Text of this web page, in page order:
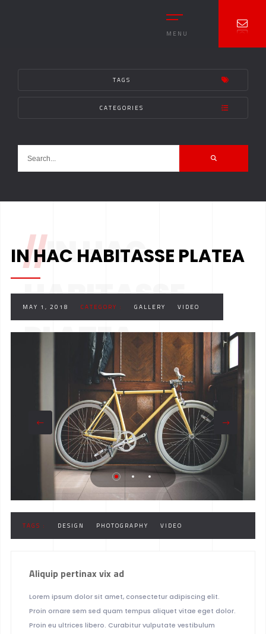
MENU
TAGS
CATEGORIES
//IN HAC
HABITASSE
PLATEA
IN HAC HABITASSE PLATEA
MAY 1, 2018 CATEGORY : GALLERY VIDEO
TAGS : DESIGN PHOTOGRAPHY VIDEO
Aliquip pertinax vix ad
Lorem ipsum dolor sit amet, consectetur adipiscing elit.
Proin ornare sem sed quam tempus aliquet vitae eget dolor.
Proin eu ultrices libero. Curabitur vulputate vestibulum